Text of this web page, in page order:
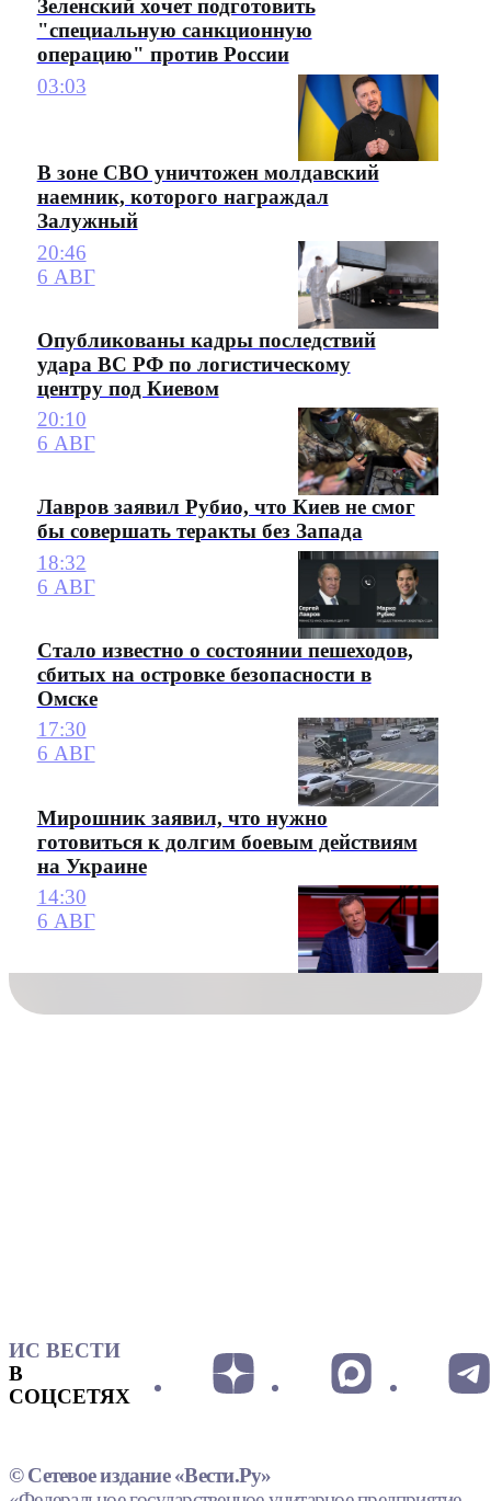
Зеленский хочет подготовить
"специальную санкционную
операцию" против России
03:03
В зоне СВО уничтожен молдавский
наемник, которого награждал
Залужный
20:46
6 АВГ
Опубликованы кадры последствий
удара ВС РФ по логистическому
центру под Киевом
20:10
6 АВГ
Лавров заявил Рубио, что Киев не смог
бы совершать теракты без Запада
18:32
6 АВГ
Стало известно о состоянии пешеходов,
сбитых на островке безопасности в
Омске
17:30
6 АВГ
Мирошник заявил, что нужно
готовиться к долгим боевым действиям
на Украине
14:30
6 АВГ
ИС ВЕСТИ
В
СОЦСЕТЯХ
© Сетевое издание «Вести.Ру»